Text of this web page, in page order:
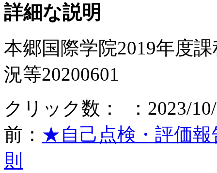
詳細な説明
本郷国際学院2019年度
況等20200601
クリック数：
：2023/
前： ★自己点検・評価報
則